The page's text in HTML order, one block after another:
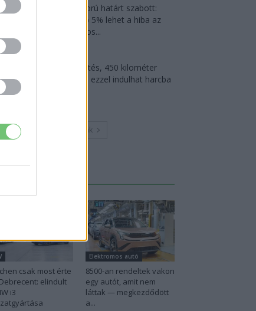
Kína szigorú határt szabott:
legfeljebb 5% lehet a hiba az
elektromos...
9 perc töltés, 450 kilométer
hatótáv – ezzel indulhat harcba
Továbbiak
csak most érte
elindult
i3
Elektromos autó
8500-an rendeltek vakon
egy autót, amit nem
láttak — megkezdődött
a...